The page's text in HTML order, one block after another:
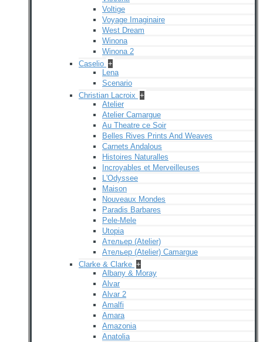
Voltige
Voyage Imaginaire
West Dream
Winona
Winona 2
Caselio +
Lena
Scenario
Christian Lacroix +
Atelier
Atelier Camargue
Au Theatre ce Soir
Belles Rives Prints And Weaves
Carnets Andalous
Histoires Naturalles
Incroyables et Merveilleuses
L'Odyssee
Maison
Nouveaux Mondes
Paradis Barbares
Pele-Mele
Utopia
Ательер (Atelier)
Ательер (Atelier) Camargue
Clarke & Clarke +
Albany & Moray
Alvar
Alvar 2
Amalfi
Amara
Amazonia
Anatolia